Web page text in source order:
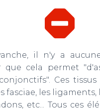
il n'y a
que cela permet
Ces
fasciae, les ligaments,
etc... Tous ces